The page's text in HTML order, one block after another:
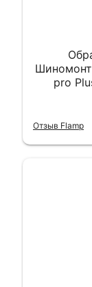
pro
Отзыв Flamp